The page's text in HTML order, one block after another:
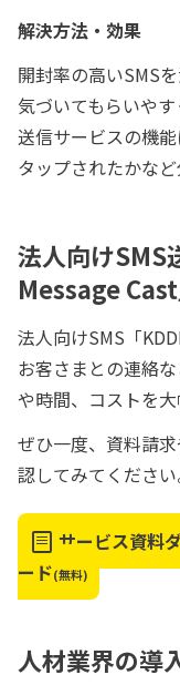
解決方法・効果
開封率の高いSMS
気づいてもらいや
送信サービスの機
タップされたかな
法人向けSMS
Message Cast
法人向けSMS「
お客さまとの連絡
や時間、コストを大
ぜひ一度、資料請
認してみてください
サービス資料
ード(無料)
人材業界の導